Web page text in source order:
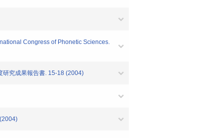
Congress of Phonetic Sciences.
研究成果報告書. 15-18 (2004)